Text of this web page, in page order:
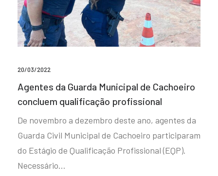
20/03/2022
Agentes da Guarda Municipal de Cachoeiro
concluem qualificação profissional
De novembro a dezembro deste ano, agentes da
Guarda Civil Municipal de Cachoeiro participaram
do Estágio de Qualificação Profissional (EQP).
Necessário…